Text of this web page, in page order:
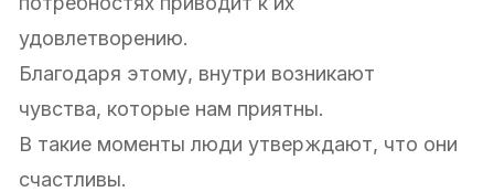
удовлетворению.
Благодаря этому, внутри возникают
чувства, которые нам приятны.
В такие моменты люди утверждают, что они
счастливы.